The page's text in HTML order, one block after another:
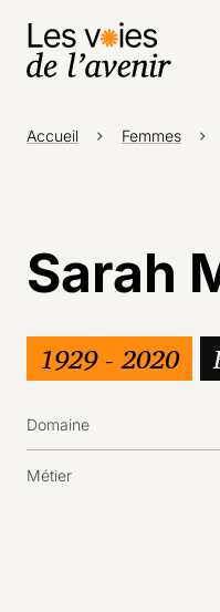
Accueil Femmes
Sarah
1929 - 2020
Domaine
Métier